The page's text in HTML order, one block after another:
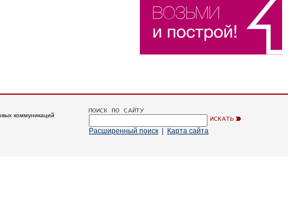
коммуникаций
Расширенный поиск Карта сайта